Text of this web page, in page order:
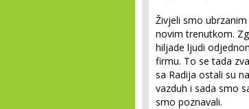
Živjeli smo
novim trenutkom.
hiljade ljudi
firmu. To se tada
sa Radija ostali su
vazduh i sada smo
smo poznavali.